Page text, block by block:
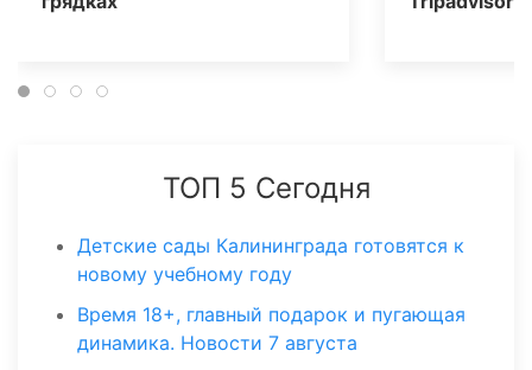
ТОП 5 Сегодня
Детские сады Калининграда готовятся к
новому учебному году
Время 18+, главный подарок и пугающая
динамика. Новости 7 августа